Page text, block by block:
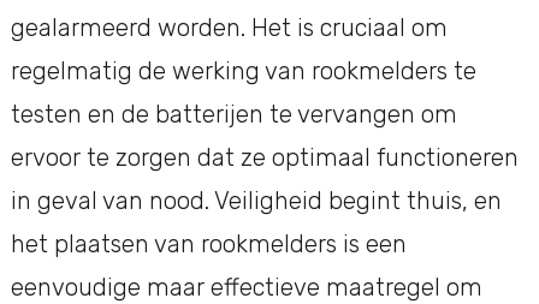
gealarmeerd worden. Het is cruciaal om
regelmatig de werking van rookmelders te
testen en de batterijen te vervangen om
ervoor te zorgen dat ze optimaal functioneren
in geval van nood. Veiligheid begint thuis, en
het plaatsen van rookmelders is een
eenvoudige maar effectieve maatregel om